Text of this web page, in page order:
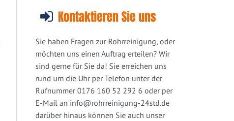
Kontaktieren Sie uns
Sie haben Fragen zur Rohrreinigung, oder
möchten uns einen Auftrag erteilen? Wir
sind gerne für Sie da! Sie erreichen uns
rund um die Uhr per Telefon unter der
Rufnummer 0176 160 52 292 6 oder per
E-Mail an info@rohrreinigung-24std.de
darüber hinaus können Sie auch unser